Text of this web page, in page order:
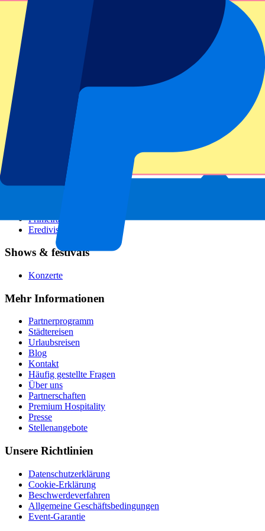
Alle Sportarten
Fußballligen
Champions League
Premier League
Serie A
Primeira Liga
Eredivisie
Shows & festivals
Konzerte
Mehr Informationen
Partnerprogramm
Städtereisen
Urlaubsreisen
Blog
Kontakt
Häufig gestellte Fragen
Über uns
Partnerschaften
Premium Hospitality
Presse
Stellenangebote
Unsere Richtlinien
Datenschutzerklärung
Cookie-Erklärung
Beschwerdeverfahren
Allgemeine Geschäftsbedingungen
Event-Garantie